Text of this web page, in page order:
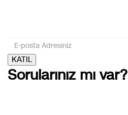
KATIL
Sorularınız mı var?